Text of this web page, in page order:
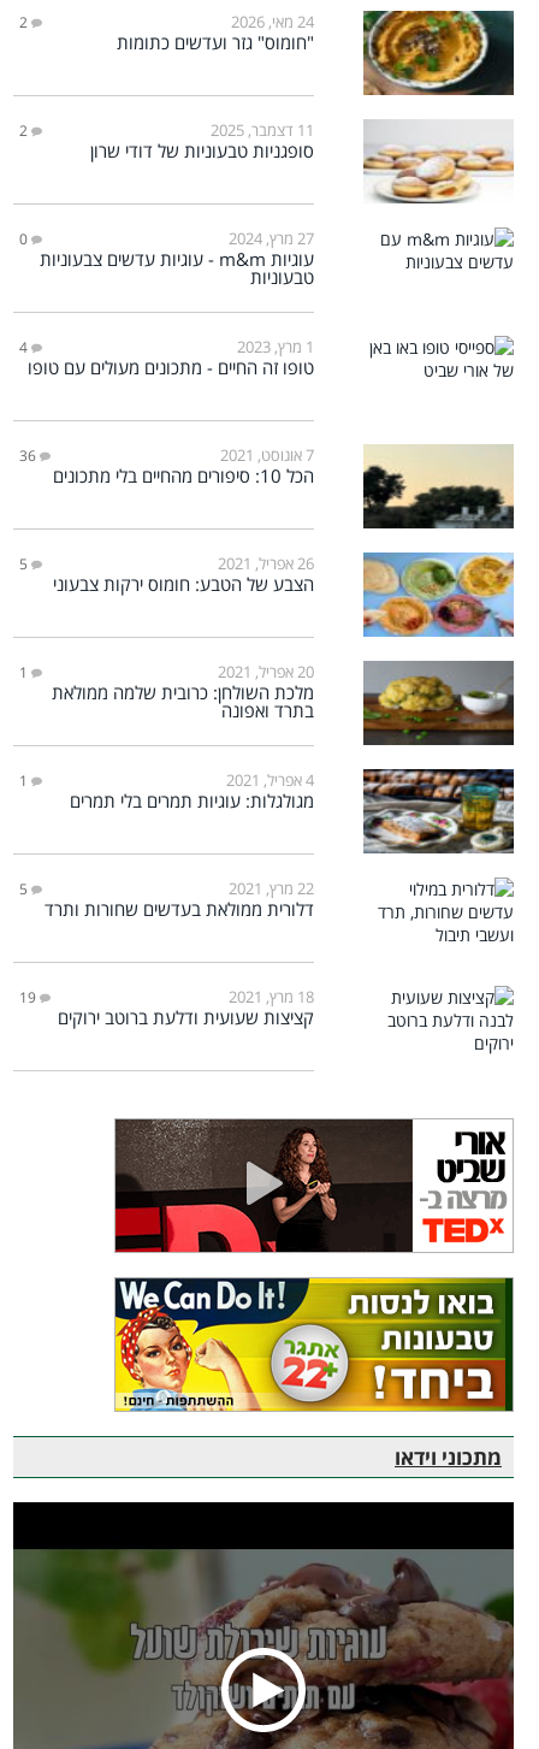
24 מאי, 2026 2
"חומוס" גזר ועדשים כתומות
11 דצמבר, 2025 2
סופגניות טבעוניות של דודי שרון
27 מרץ, 2024 0
עוגיות m&m - עוגיות עדשים צבעוניות
טבעוניות
1 מרץ, 2023 4
טופו זה החיים - מתכונים מעולים עם טופו
7 אוגוסט, 2021 36
הכל 10: סיפורים מהחיים בלי מתכונים
26 אפריל, 2021 5
הצבע של הטבע: חומוס ירקות צבעוני
20 אפריל, 2021 1
מלכת השולחן: כרובית שלמה ממולאת
בתרד ואפונה
4 אפריל, 2021 1
מגולגלות: עוגיות תמרים בלי תמרים
22 מרץ, 2021 5
דלורית ממולאת בעדשים שחורות ותרד
18 מרץ, 2021 19
קציצות שעועית ודלעת ברוטב ירוקים
מתכוני וידאו